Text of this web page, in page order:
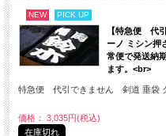
NEW PICK UP
【特急便 代
ーノ ミシン
常便で発送納
ます。<br>
特急便 代引できません 剣道 垂袋
価格： 3,035円(税込)
在庫切れ